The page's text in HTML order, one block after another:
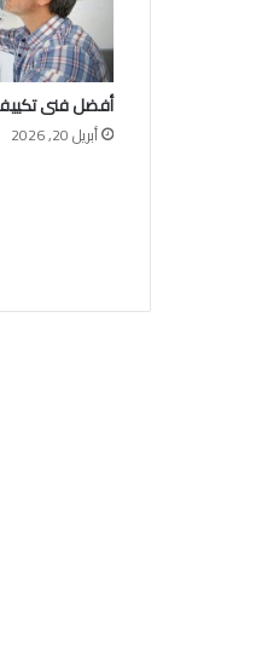
أفضل فنى
أبريل 20, 2026